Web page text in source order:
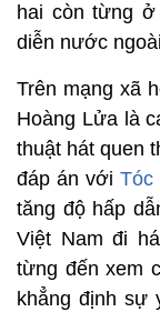
hai còn từng
diễn nước
Trên mạng xã
Hoàng Lửa là
thuật hát quen
đáp án vớiTóc
tăng độ hấp
Việt Nam đi
từng đến xem
khẳng định sự